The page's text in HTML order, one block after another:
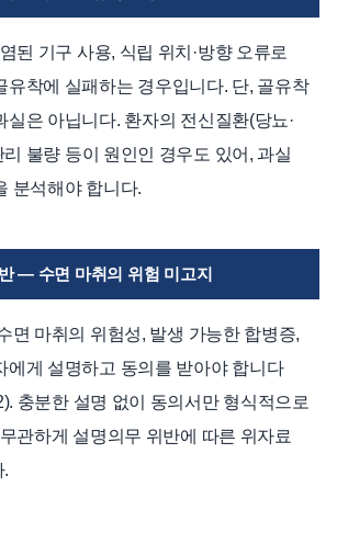
된 기구 사용, 식립 위치·방향 오류로
유착에 실패하는 경우입니다. 단, 골유착
실은 아닙니다. 환자의 전신질환(당뇨·
불량 등이 원인인 경우도 있어, 과실
분석해야 합니다.
— 수면 마취의 위험 미고지
면 마취의 위험성, 발생 가능한 합병증,
에게 설명하고 동의를 받아야 합니다
충분한 설명 없이 동의서만 형식적으로
관하게 설명의무 위반에 따른 위자료
.